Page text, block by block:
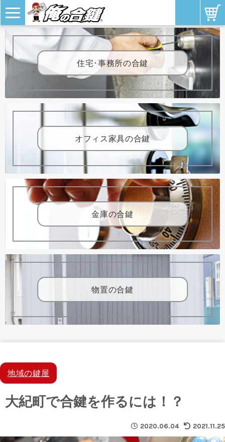
住宅･事務所の合鍵
オフィス家具の合鍵
金庫の合鍵
物置の合鍵
地域の鍵屋
大紀町で合鍵を作るには！？
2020.06.04 2021.11.25